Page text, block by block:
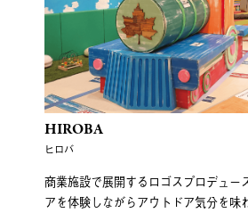
HIROBA
ヒロバ
商業施設で展開するロゴスプロデュー
アを体験しながらアウトドア気分を味